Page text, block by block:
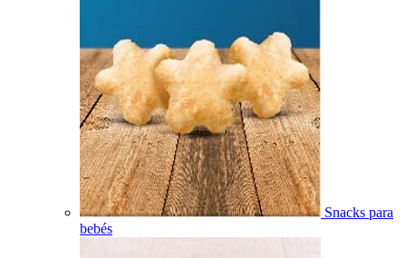
Snacks para
bebés